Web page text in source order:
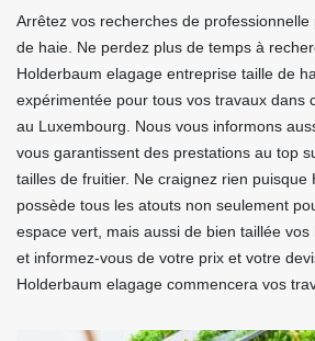
Arrêtez vos recherches de
de haie. Ne perdez plus de temps à
Holderbaum elagage entreprise taille de
expérimentée pour tous vos travaux dans
au Luxembourg. Nous vous informons
vous garantissent des prestations au top
tailles de fruitier. Ne craignez rien puisque
possède tous les atouts non seulement
espace vert, mais aussi de bien taillée
et informez-vous de votre prix et votre
Holderbaum elagage commencera vos